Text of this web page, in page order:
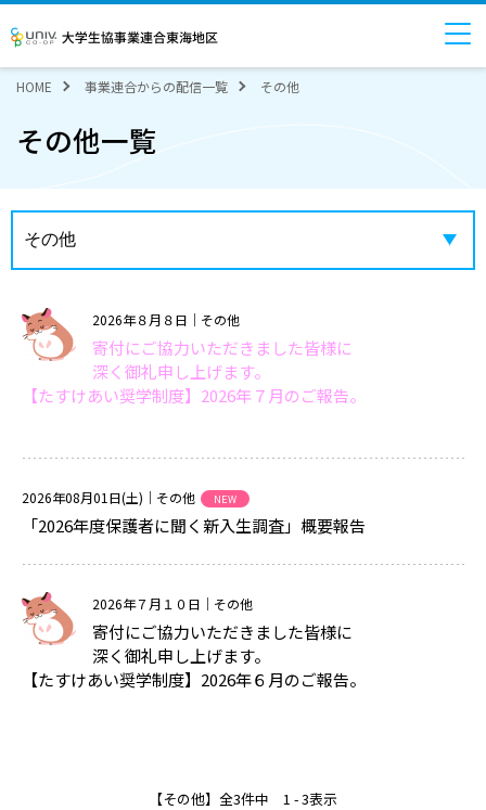
HOME 事業連合からの配信一覧 その他
その他一覧
2026年８月８日 ｜その他
寄付にご協力いただきました皆様に
深く御礼申し上げます。
【たすけあい奨学制度】2026年７月のご報告。
2026年08月01日(土) ｜その他 NEW
「2026年度保護者に聞く新入生調査」概要報告
2026年７月１０日 ｜その他
寄付にご協力いただきました皆様に
深く御礼申し上げます。
【たすけあい奨学制度】2026年６月のご報告。
【その他】全3件中 1 - 3表示